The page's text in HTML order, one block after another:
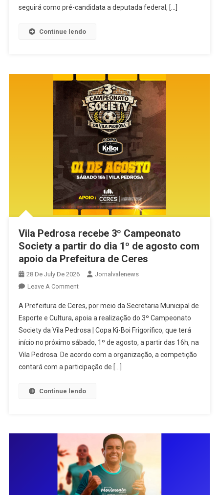
Ao
Pré-
Candidatura
E
Futuro
Do
Ceres
seguirá como pré-candidata a deputada federal, […]
Continue lendo
Vila Pedrosa recebe 3º Campeonato
Society a partir do dia 1º de agosto com
apoio da Prefeitura de Ceres
28 De July De 2026
Jornalvalenews
Leave A CommentOn
Pedrosa
Recebe
3º
Campeonato
Society
A
Do
Agosto
Com
Apoio
Da
Prefeitura
De
A Prefeitura de Ceres, por meio da Secretaria Municipal de
Esporte e Cultura, apoia a realização do 3º Campeonato
Society da Vila Pedrosa | Copa Ki-Boi Frigorífico, que terá
início no próximo sábado, 1º de agosto, a partir das 16h, na
Vila Pedrosa. De acordo com a organização, a competição
contará com a participação de […]
Continue lendo